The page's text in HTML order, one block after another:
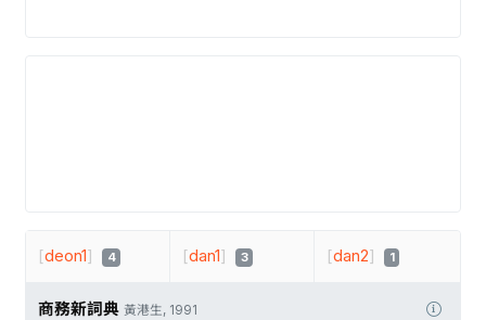
[deon1] 4 [dan1] 3 [dan2] 1
商務新詞典 黃港生, 1991